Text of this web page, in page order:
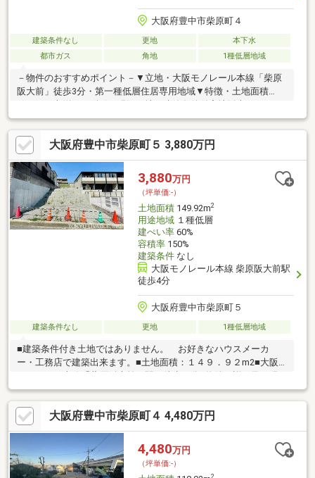
大阪府豊中市柴原町４
建築条件なし 更地
本下水
都市ガス
角地 1種低層地域
－物件のおすすめポイント－▼立地・大阪モノレール本線「柴原
阪大前」徒歩3分・第一種低層住居専用地域▼特徴・土地面積
115.52平米(約34.94坪)、現況更地・建築条件付宅地販売ではない
ため、お好きな工務店等で建築可能・接道間口は南西側約
12.5m・南東側約7.0m・都市ガスに対応▼周辺環境・豊中市立桜
井谷小学校 徒歩9分(約710m)・豊中柴原郵便局 徒歩8分(約600m)※
宅地造成等工事規制区域(各都道府県知事へ「許可」等の申請が必
要となる場合有)■ ご希望の住まい探しをお手伝いします
━━━━━・・・物件の詳細・ご相談はお気軽にお問い合わせく
ださい。
大阪府豊中市柴原町５ 3,880万円
3,880万円
（坪単価:-）
土地面積149.92m2
用途地域１種低層
建ぺい率60%
容積率150%
建築条件なし
大阪モノレール本線 柴原阪大前駅
徒歩4分
大阪府豊中市柴原町５
建築条件なし 更地 1種低層地域
■建築条件付き土地ではありません。 お好きなハウスメーカ
ー・工務店で建築出来ます。■土地面積：１４９．９２m2■大阪
地案内希望のお問い合わせにつきましては担当までお願いいたし
ます。（フリーコール ０１２０－９８９－１０１）宅地内への
上水・ガス管の引込み及び下水取付管はありません。
大阪府豊中市柴原町４ 4,480万円
4,480万円
（坪単価:-）
2